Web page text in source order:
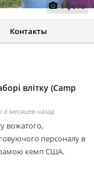
1фото
Контакты
влітку (Camp
6 месяцев назад
вожатого,
персоналу в
кемп США.